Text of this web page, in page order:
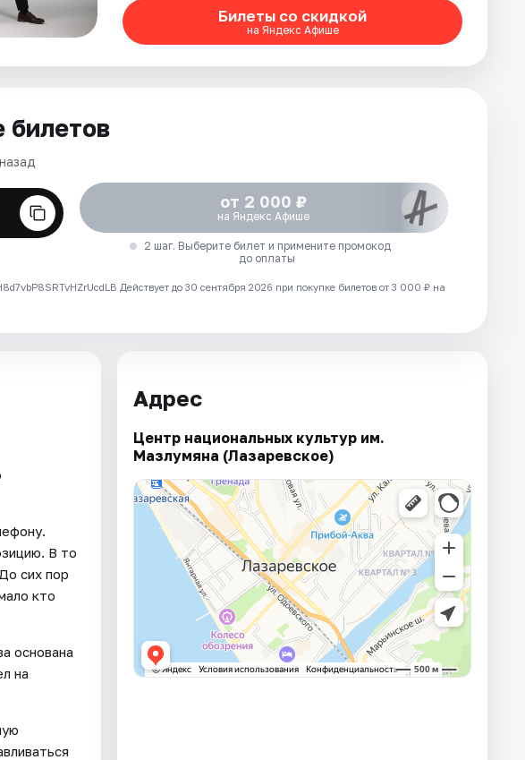
Билеты со скидкой
на Яндекс Афише
билетов
от 2 000 ₽
на Яндекс Афише
2 шаг. Выберите билет и примените промокод
до оплаты
Действует до 30 сентября 2026 при покупке билетов от 3 000 ₽ на
В то
сих пор
кто
основана
на
Адрес
Центр национальных культур им.
Мазлумяна (Лазаревское)